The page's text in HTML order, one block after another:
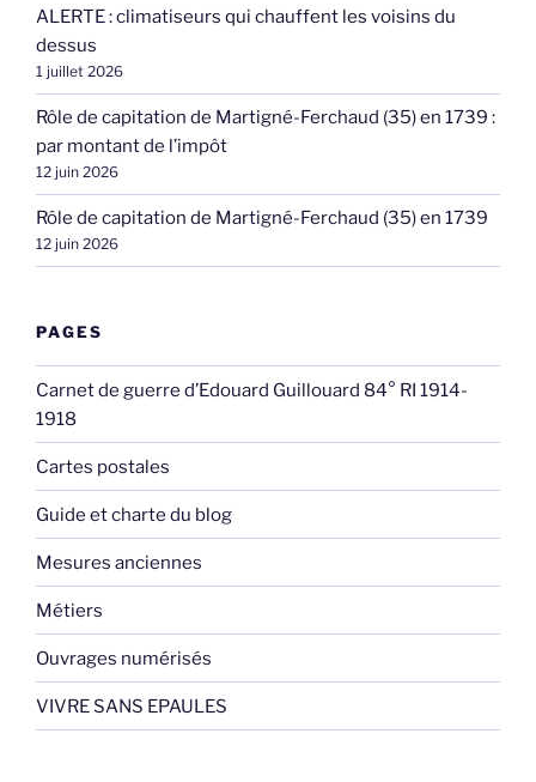
ALERTE : climatiseurs qui chauffent les voisins du
dessus
1 juillet 2026
Rôle de capitation de Martigné-Ferchaud (35) en 1739 :
par montant de l’impôt
12 juin 2026
Rôle de capitation de Martigné-Ferchaud (35) en 1739
12 juin 2026
PAGES
Carnet de guerre d’Edouard Guillouard 84° RI 1914-
1918
Cartes postales
Guide et charte du blog
Mesures anciennes
Métiers
Ouvrages numérisés
VIVRE SANS EPAULES